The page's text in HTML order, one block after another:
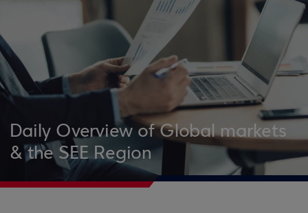
Daily Overview of Global markets
& the SEE Region